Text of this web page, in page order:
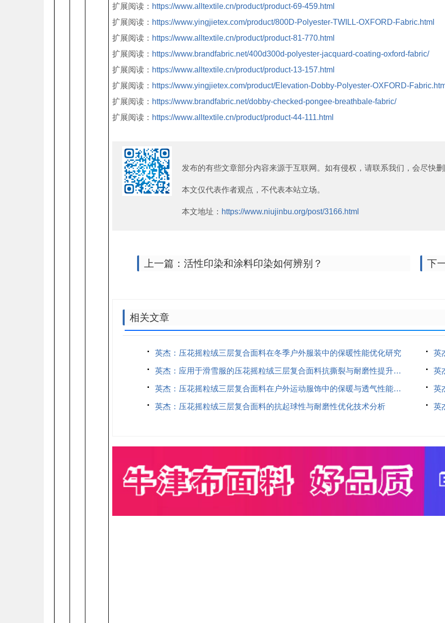
扩展阅读： https://www.alltextile.cn/product/product-69-459.html
扩展阅读： https://www.yingjietex.com/product/800D-Polyester-TWILL-OXFORD-Fabric.html
扩展阅读： https://www.alltextile.cn/product/product-81-770.html
扩展阅读： https://www.brandfabric.net/400d300d-polyester-jacquard-coating-oxford-fabric/
扩展阅读： https://www.alltextile.cn/product/product-13-157.html
扩展阅读： https://www.yingjietex.com/product/Elevation-Dobby-Polyester-OXFORD-
扩展阅读： https://www.brandfabric.net/dobby-checked-pongee-breathbale-fabric/
扩展阅读： https://www.alltextile.cn/product/product-44-111.html
发布的有些文章部分内容来源于互联网。如有侵权，请联系我们，会尽快
本文仅代表作者观点，不代表本站立场。
本文地址： https://www.niujinbu.org/post/3166.html
上一篇：活性印染和涂料印染如何辨别？ 下
相关文章
英杰：压花摇粒绒三层复合面料在冬季户外服装中的保暖性能优化研究 英
英杰：应用于滑雪服的压花摇粒绒三层复合面料抗撕裂与耐磨性提升技术 英
英杰：压花摇粒绒三层复合面料在户外运动服饰中的保暖与透气性能研究 英
英杰：压花摇粒绒三层复合面料的抗起球性与耐磨性优化技术分析 英